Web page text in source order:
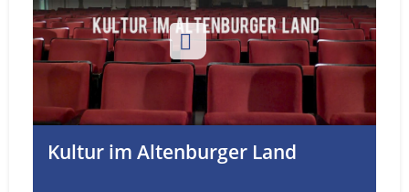
Kultur im Altenburger Land